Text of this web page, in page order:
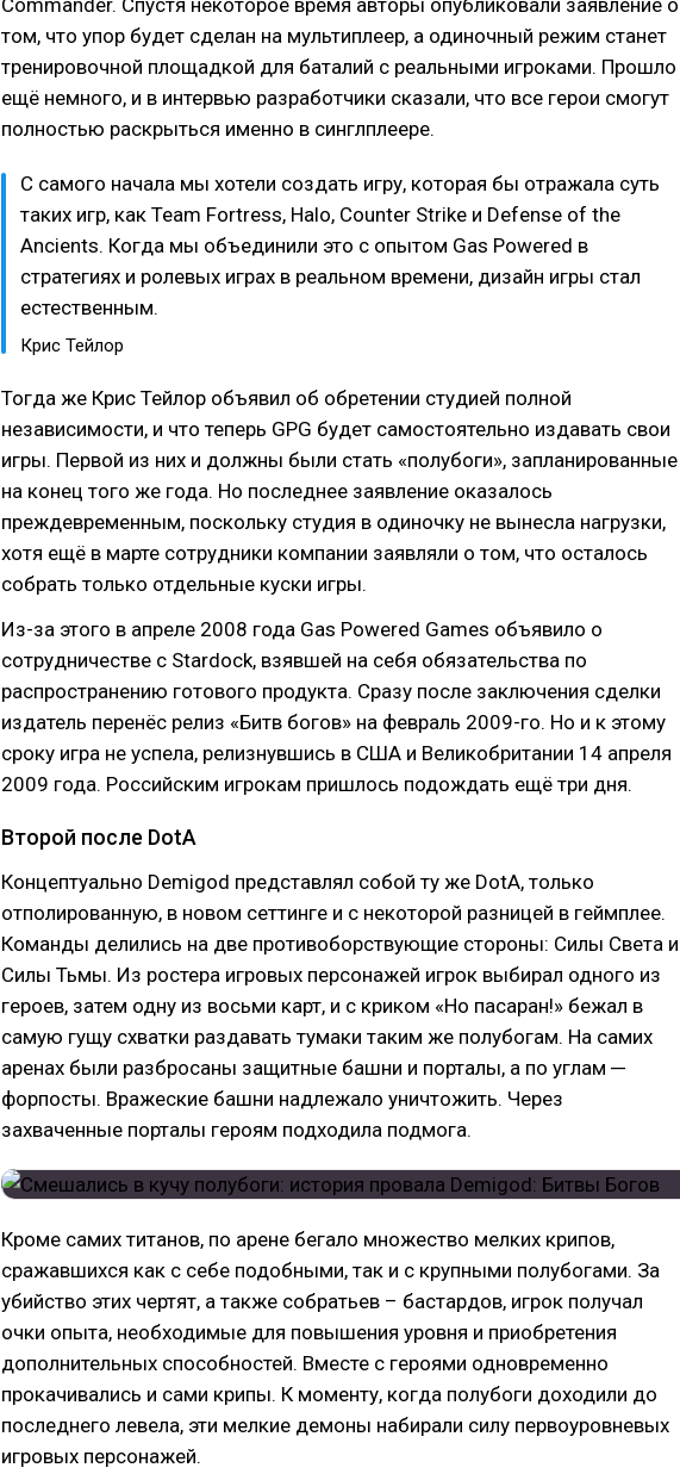
Commander. Спустя некоторое время авторы опубликовали заявление о
том, что упор будет сделан на мультиплеер, а одиночный режим станет
тренировочной площадкой для баталий с реальными игроками. Прошло
ещё немного, и в интервью разработчики сказали, что все герои смогут
полностью раскрыться именно в синглплеере.
С самого начала мы хотели создать игру, которая бы отражала суть
таких игр, как Team Fortress, Halo, Counter Strike и Defense of the
Ancients. Когда мы объединили это с опытом Gas Powered в
стратегиях и ролевых играх в реальном времени, дизайн игры стал
естественным.
Крис Тейлор
Тогда же Крис Тейлор объявил об обретении студией полной
независимости, и что теперь GPG будет самостоятельно издавать свои
игры. Первой из них и должны были стать «полубоги», запланированные
на конец того же года. Но последнее заявление оказалось
преждевременным, поскольку студия в одиночку не вынесла нагрузки,
хотя ещё в марте сотрудники компании заявляли о том, что осталось
собрать только отдельные куски игры.
Из-за этого в апреле 2008 года Gas Powered Games объявило о
сотрудничестве с Stardock, взявшей на себя обязательства по
распространению готового продукта. Сразу после заключения сделки
издатель перенёс релиз «Битв богов» на февраль 2009-го. Но и к этому
сроку игра не успела, релизнувшись в США и Великобритании 14 апреля
2009 года. Российским игрокам пришлось подождать ещё три дня.
Второй после DotA
Концептуально Demigod представлял собой ту же DotA, только
отполированную, в новом сеттинге и с некоторой разницей в геймплее.
Команды делились на две противоборствующие стороны: Силы Света и
Силы Тьмы. Из ростера игровых персонажей игрок выбирал одного из
героев, затем одну из восьми карт, и с криком «Но пасаран!» бежал в
самую гущу схватки раздавать тумаки таким же полубогам. На самих
аренах были разбросаны защитные башни и порталы, а по углам ─
форпосты. Вражеские башни надлежало уничтожить. Через
захваченные порталы героям подходила подмога.
Кроме самих титанов, по арене бегало множество мелких крипов,
сражавшихся как с себе подобными, так и с крупными полубогами. За
убийство этих чертят, а также собратьев – бастардов, игрок получал
очки опыта, необходимые для повышения уровня и приобретения
дополнительных способностей. Вместе с героями одновременно
прокачивались и сами крипы. К моменту, когда полубоги доходили до
последнего левела, эти мелкие демоны набирали силу первоуровневых
игровых персонажей.